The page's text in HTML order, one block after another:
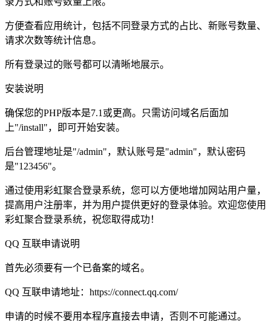
方便查看应用统计，包括不同登录方式的占比、新账号数量、
请求次数等统计信息。
所有登录过的账号都可以清晰地展示。
安装说明
确保您的PHP版本是7.1或更高。只需访问域名后面加
上"/install"，即可开始安装。
后台管理地址是"/admin"，默认账号是"admin"，默认密码
是"123456"。
通过使用彩虹聚合登录系统，您可以方便地增加网站用户量，
提高用户注册率，并为用户提供更好的登录体验。欢迎您使用
彩虹聚合登录系统，祝您取得成功！
QQ 互联申请说明
首先必须要有一个已备案的域名。
QQ 互联申请地址：https://connect.qq.com/
申请的时候不要用本程序直接去申请，否则不可能通过。